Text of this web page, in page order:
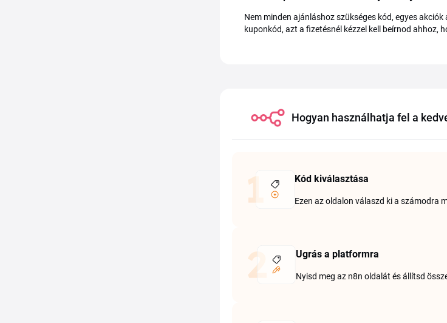
Nem minden ajánláshoz szükséges kód, egyes
kuponkód, azt a fizetésnél kézzel kell beírnod ahhoz,
Hogyan használhatja fel a
Kód kiválasztása
Ezen az oldalon válaszd ki a számodra
Ugrás a platformra
Nyisd meg az n8n oldalát és állítsd